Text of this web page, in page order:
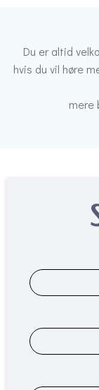
Du er altid
hvis du vil høre
mere